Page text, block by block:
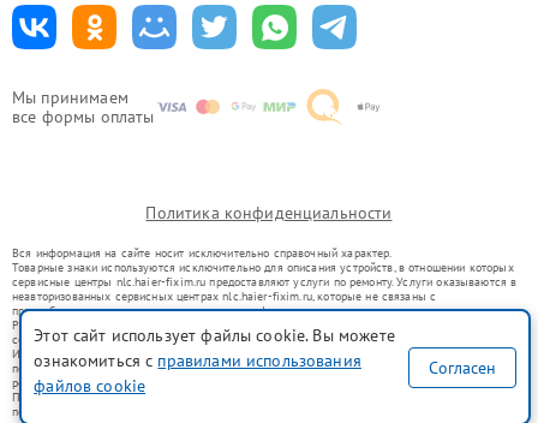
Мы принимаем
все формы оплаты
Политика конфиденциальности
Вся информация на сайте носит исключительно справочный характер.
Товарные знаки используются исключительно для описания устройств, в отношении которых
сервисные центры nlc.haier-fixim.ru предоставляют услуги по ремонту. Услуги оказываются в
неавторизованных сервисных центрах nlc.haier-fixim.ru, которые не связаны с
правообладателями товарных знаков или их официальными представителями.
Ремонт осуществляется для устройств, уже введенных в гражданский оборот в соответствии
со статьей 1487 ГК РФ.
Использование товарных знаков не преследует цели индивидуализации услуг или введения
потребителей в заблуждение, а служит для информирования о предоставляемых услугах по
ремонту техники указанных брендов.
Представленная на сайте информация не является публичной офертой, определяемой
положениями Статьи 437(2) Гражданского кодекса РФ
Этот сайт использует файлы cookie. Вы можете
ознакомиться с правилами использования
файлов cookie
Согласен